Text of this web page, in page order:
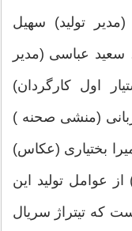
(مدیر تولید) سهیل
عباسی (مدیر
اول کارگردان)
(منشی صحنه )
بختیاری (عکاس)
عوامل تولید این
که تیتراژ سریال